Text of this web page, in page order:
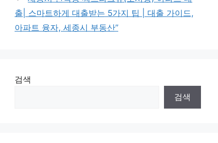
출| 스마트하게 대출받는 5가지 팁 | 대출 가이드,
아파트 융자, 세종시 부동산”
검색
검색